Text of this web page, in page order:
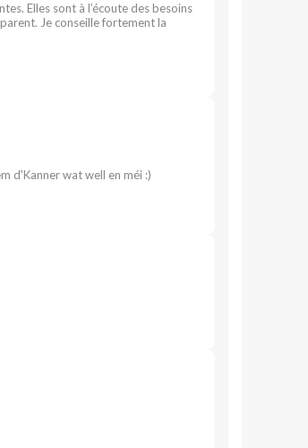
Elles sont à l’écoute des besoins
Je conseille fortement la
d'Kanner wat well en méi :)